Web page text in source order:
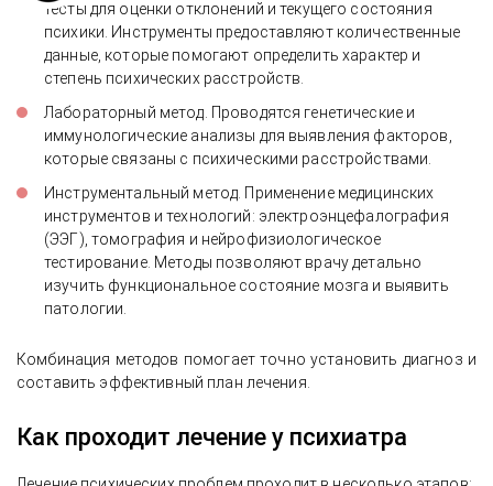
тесты для оценки отклонений и текущего состояния
психики. Инструменты предоставляют количественные
данные, которые помогают определить характер и
степень психических расстройств.
Лабораторный метод. Проводятся генетические и
иммунологические анализы для выявления факторов,
которые связаны с психическими расстройствами.
Инструментальный метод. Применение медицинских
инструментов и технологий: электроэнцефалография
(ЭЭГ), томография и нейрофизиологическое
тестирование. Методы позволяют врачу детально
изучить функциональное состояние мозга и выявить
патологии.
Комбинация методов помогает точно установить диагноз и
составить эффективный план лечения.
Как проходит лечение у психиатра